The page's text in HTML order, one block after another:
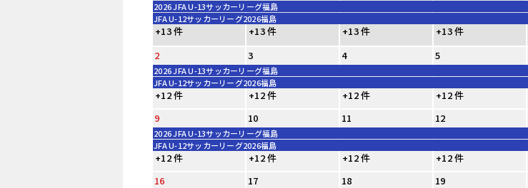
2026 JFA U-13サッカーリーグ福島
JFA U-12サッカーリーグ2026福島
+13 件 +13 件 +13 件 +13 件
2
3 4 5
2026 JFA U-13サッカーリーグ福島
JFA U-12サッカーリーグ2026福島
+12 件 +12 件 +12 件 +12 件
9
10 11 12
2026 JFA U-13サッカーリーグ福島
JFA U-12サッカーリーグ2026福島
+12 件 +12 件 +12 件 +12 件
16
17 18 19